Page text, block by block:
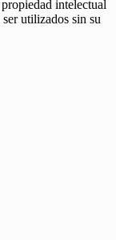
intelectual
utilizados sin su